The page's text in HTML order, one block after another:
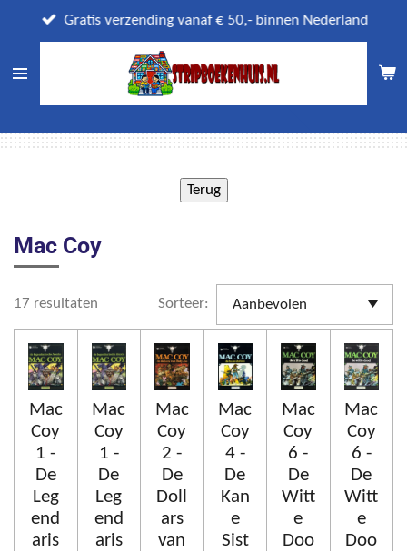
direct
naar
Gratis verzending vanaf € 50,- binnen Nederland
Mac Coy
17 resultaten Sorteer:
Mac
Coy
1 -
De
Leg
end
aris
Mac
Coy
1 -
De
Leg
end
aris
Mac
Coy
2 -
De
Doll
ars
van
Mac
Coy
4 -
De
Kan
e
Sist
Mac
Coy
6 -
De
Witt
e
Doo
Mac
Coy
6 -
De
Witt
e
Doo